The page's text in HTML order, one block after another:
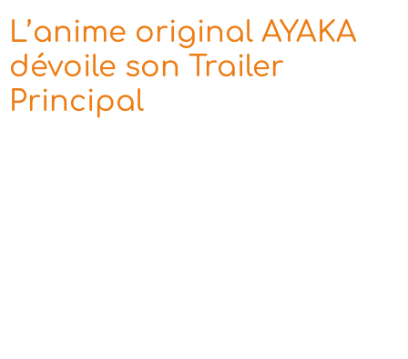
L’anime original AYAKA
dévoile son Trailer
Principal